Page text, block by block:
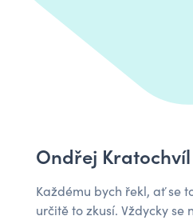
Ondřej Kratochvíl
Každému bych řekl, ať se
určitě to zkusí. Vždycky se